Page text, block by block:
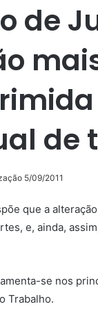
de
de
5/09/2011
que a
e, ainda,
se nos
Trabalho.